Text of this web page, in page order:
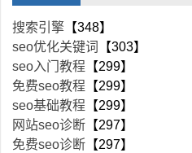
搜索引擎 【348】
seo优化关键词
【303】
seo入门教程 【299】
免费seo教程 【299】
seo基础教程 【299】
网站seo诊断 【297】
免费seo诊断 【297】